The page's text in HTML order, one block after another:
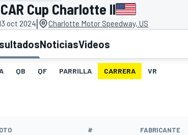
WRC
Cup Charlotte II
oct 2024| Charlotte Motor Speedway, US
NoticiasVideos
QB QF PARRILLA CARRERA VR
# FABRICANTE